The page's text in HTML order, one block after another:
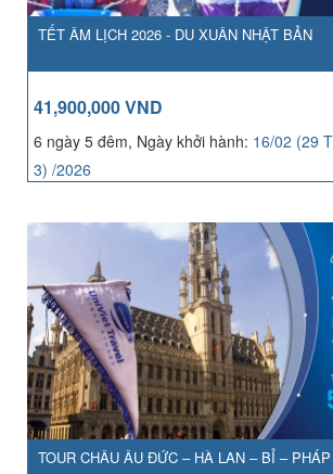
TẾT ÂM LỊCH 2026 - DU XUÂN NHẬT BẢN
41,900,000 VND
6 ngày 5 đêm, Ngày khởi hành: 16/02 (29
3) /2026
TOUR CHÂU ÂU ĐỨC – HÀ LAN – BỈ –